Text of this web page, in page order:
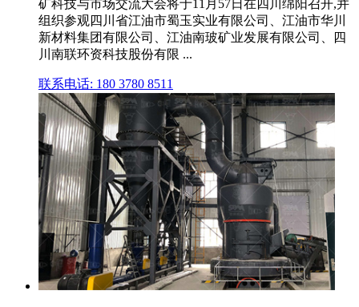
矿科技与市场交流大会将于11月57日在四川绵阳召开,并
组织参观四川省江油市蜀玉实业有限公司、江油市华川
新材料集团有限公司、江油南玻矿业发展有限公司、四
川南联环资科技股份有限 ...
联系电话: 180 3780 8511